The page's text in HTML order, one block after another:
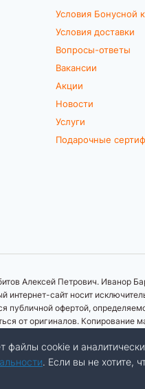
Условия Бонусной
Условия доставки
Вопросы-ответы
Вакансии
Акции
Новости
Услуги
Подарочные
Алексей Петрович. Иванор
интернет-сайт носит
публичной офертой,
от оригиналов. Копирование
файлы cookie и
. Если вы не хотите,